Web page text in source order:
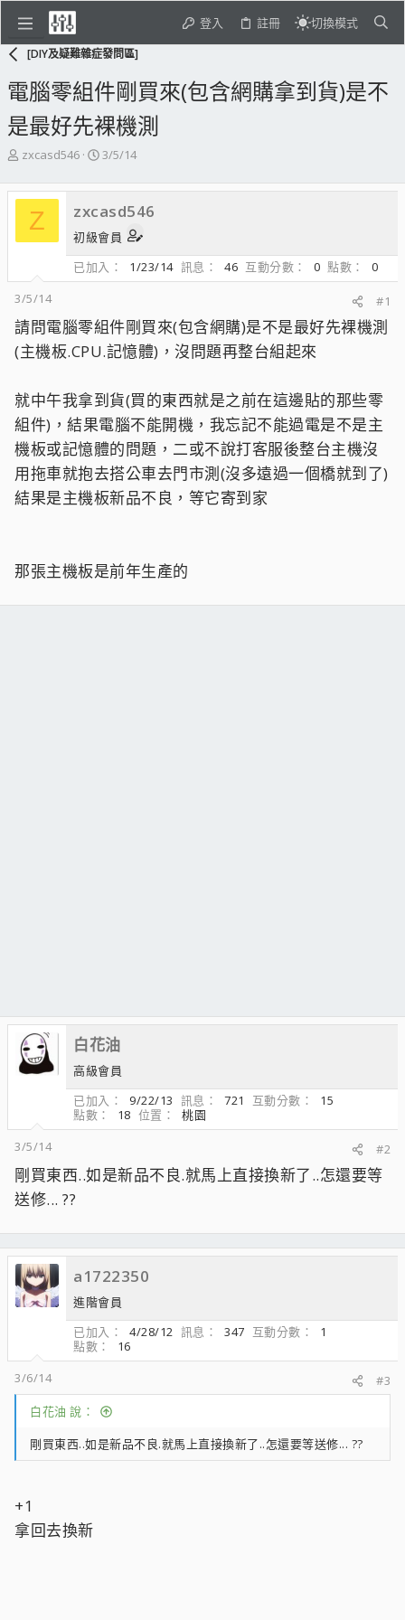
登入 註冊 切換模式
[DIY及疑難雜症發問區]
電腦零組件剛買來(包含網購拿到貨)是不
是最好先裸機測
主
發
起
人
zxcasd546
開
日
期
3/5/14
Z zxcasd546
初級會員
已加入
1/23/14 訊息 46 互動分數 0 點數
0
3/5/14
#1
請問電腦零組件剛買來(包含網購)是不是最好先裸機測
(主機板.CPU.記憶體)，沒問題再整台組起來
就中午我拿到貨(買的東西就是之前在這邊貼的那些零
組件)，結果電腦不能開機，我忘記不能過電是不是主
機板或記憶體的問題，二或不說打客服後整台主機沒
用拖車就抱去搭公車去門市測(沒多遠過一個橋就到了)
結果是主機板新品不良，等它寄到家
那張主機板是前年生產的
白花油
高級會員
已加入
9/22/13 訊息 721 互動分數
15
點數
18 位置
桃園
3/5/14
#2
剛買東西..如是新品不良.就馬上直接換新了..怎還要等
送修... ??
a1722350
進階會員
已加入
4/28/12 訊息 347 互動分數
1
點數
16
3/6/14
#3
白花油 說：
剛買東西..如是新品不良.就馬上直接換新了..怎還要等送修... ??
+1
拿回去換新